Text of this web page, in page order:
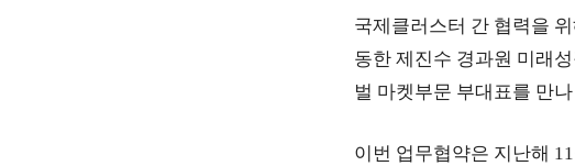
국제클러스터 간 협력을
동한 제진수 경과원 미래
벌 마켓부문 부대표를 만
이번 업무협약은 지난해